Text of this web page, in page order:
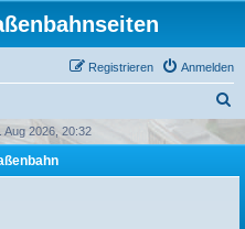
Anmelden
Registrieren
h
Aug 2026, 20:32